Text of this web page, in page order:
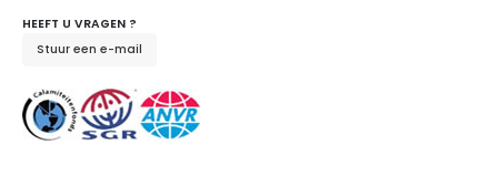
HEEFT U VRAGEN ?
Stuur een e-mail